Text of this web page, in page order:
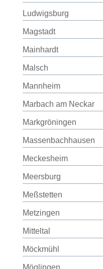
Ludwigsburg
Magstadt
Mainhardt
Malsch
Mannheim
Marbach am Neckar
Markgröningen
Massenbachhausen
Meckesheim
Meersburg
Meßstetten
Metzingen
Mitteltal
Möckmühl
Möglingen